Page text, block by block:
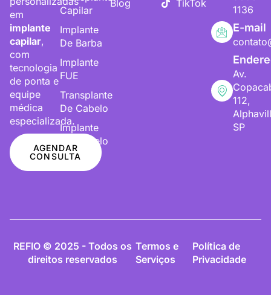
em
implante
capilar,
com
tecnologia
de ponta e
equipe
médica
especializada.
AGENDAR
CONSULTA
Capilar
Implante
De Barba
Implante
FUE
Transplante
De Cabelo
Implante
De Cabelo
Blog
TikTok
1136
E-mail
Av.
112,
SP
REFIO © 2025 - Todos os
direitos reservados
Termos e
Serviços
Política de
Privacidade